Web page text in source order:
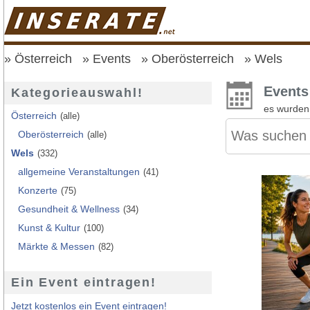
Österreich Events Oberösterreich Wels
es
Kategorieauswahl!
Österreich (alle)
Oberösterreich (alle)
Wels (332)
allgemeine Veranstaltungen (41)
Konzerte (75)
Gesundheit & Wellness (34)
Kunst & Kultur (100)
Märkte & Messen (82)
Ein Event eintragen!
Jetzt kostenlos ein Event eintragen!